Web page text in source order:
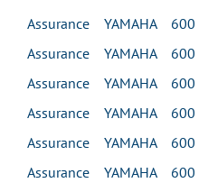
Assurance YAMAHA 600
Assurance YAMAHA 600
Assurance YAMAHA 600
Assurance YAMAHA 600
Assurance YAMAHA 600
Assurance YAMAHA 600